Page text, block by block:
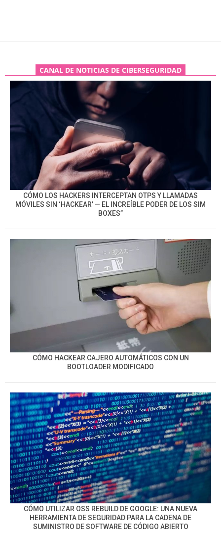
CANAL DE NOTICIAS DE CIBERSEGURIDAD
CÓMO LOS HACKERS INTERCEPTAN OTPS Y LLAMADAS
MÓVILES SIN ‘HACKEAR’ — EL INCREÍBLE PODER DE LOS SIM
BOXES”
CÓMO HACKEAR CAJERO AUTOMÁTICOS CON UN
BOOTLOADER MODIFICADO
CÓMO UTILIZAR OSS REBUILD DE GOOGLE: UNA NUEVA
HERRAMIENTA DE SEGURIDAD PARA LA CADENA DE
SUMINISTRO DE SOFTWARE DE CÓDIGO ABIERTO